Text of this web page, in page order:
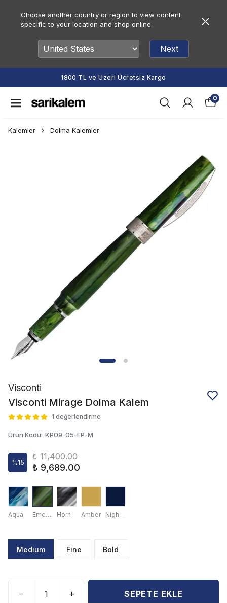
Choose another country or region to view content
specific to your location and shop online.
Next
1800 TL ve Üzeri Ücretsiz Kargo
0
Kalemler Dolma Kalemler
Visconti
Visconti Mirage Dolma Kalem
1 değerlendirme
Ürün Kodu: KP09-05-FP-M
%15
₺ 11,400.00
₺ 9,689.00
Aqua Emerald Horn Amber Night Blue
Medium Fine Bold
SEPETE EKLE